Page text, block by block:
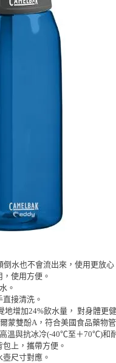
水也不會流出來，使用更放心
使用方便。
。
接清洗。
地增加24%飲水量， 對身體更
蒙雙酚A，符合美國食品藥物
溫與抗冰冷(-40℃至＋70℃)和
上，攜帶方便。
尺寸對應。